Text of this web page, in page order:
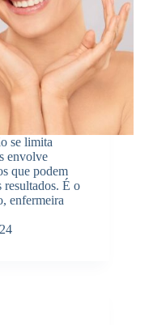
se limita
envolve
que podem
resultados. É o
enfermeira